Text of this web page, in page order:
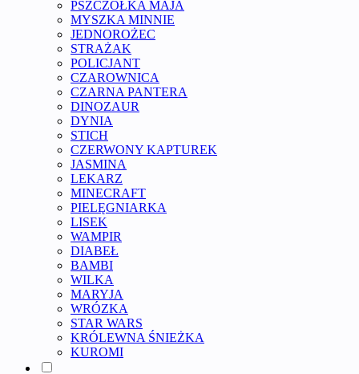
PSZCZÓŁKA MAJA
MYSZKA MINNIE
JEDNOROŻEC
STRAŻAK
POLICJANT
CZAROWNICA
CZARNA PANTERA
DINOZAUR
DYNIA
STICH
CZERWONY KAPTUREK
JASMINA
LEKARZ
MINECRAFT
PIELĘGNIARKA
LISEK
WAMPIR
DIABEŁ
BAMBI
WILKA
MARYJA
WRÓZKA
STAR WARS
KRÓLEWNA ŚNIEŻKA
KUROMI